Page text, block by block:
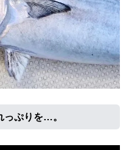
っぷりを…。